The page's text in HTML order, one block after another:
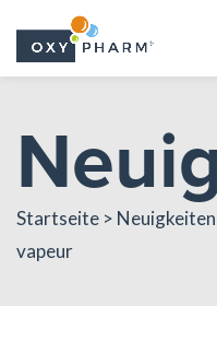
content
Startseite >
vapeur